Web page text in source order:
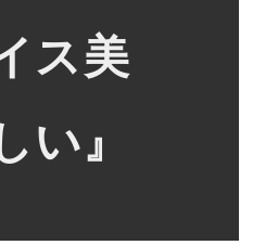
ス美
い』